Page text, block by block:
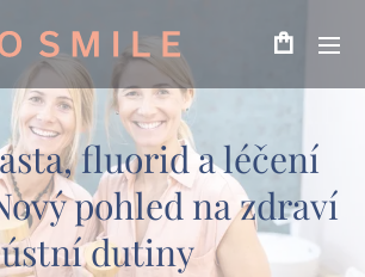
fluorid a léčení
pohled na zdraví
ústní dutiny